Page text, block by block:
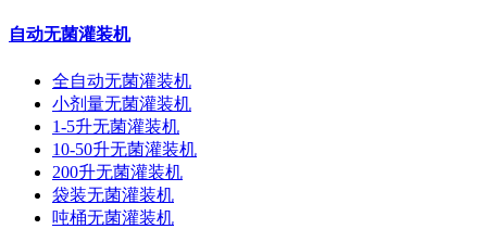
自动无菌灌装机
全自动无菌灌装机
小剂量无菌灌装机
1-5升无菌灌装机
10-50升无菌灌装机
200升无菌灌装机
袋装无菌灌装机
吨桶无菌灌装机